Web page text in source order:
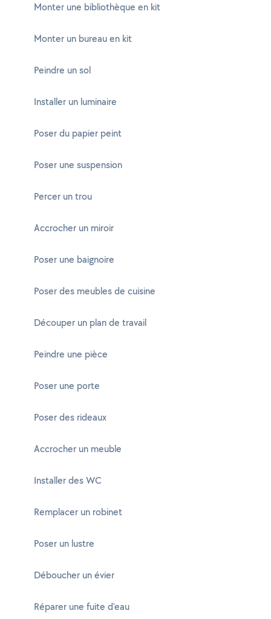
Monter une bibliothèque en kit
Monter un bureau en kit
Peindre un sol
Installer un luminaire
Poser du papier peint
Poser une suspension
Percer un trou
Accrocher un miroir
Poser une baignoire
Poser des meubles de cuisine
Découper un plan de travail
Peindre une pièce
Poser une porte
Poser des rideaux
Accrocher un meuble
Installer des WC
Remplacer un robinet
Poser un lustre
Déboucher un évier
Réparer une fuite d'eau